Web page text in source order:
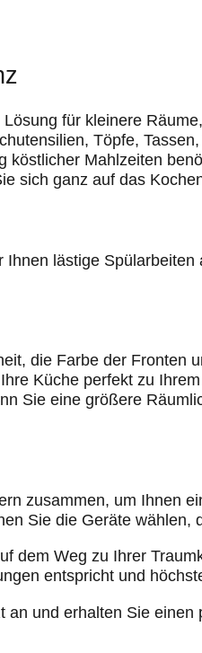
für kleinere
Töpfe,
Mahlzeiten
sich ganz auf das
lästige
die Farbe der Fronten
Küche perfekt zu
Sie eine größere
zusammen, um Ihnen
Sie die Geräte
dem Weg zu Ihrer
entspricht und
und erhalten Sie